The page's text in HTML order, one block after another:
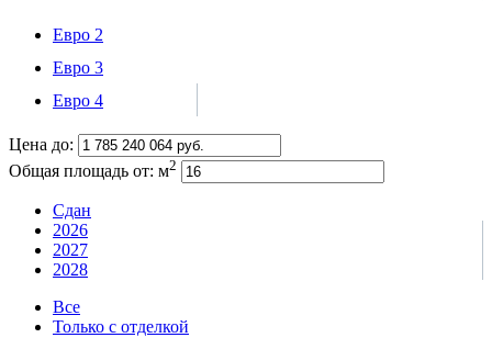
Евро 2
Евро 3
Евро 4
Цена до:
Общая площадь от: м2
Сдан
2026
2027
2028
Все
Только с отделкой